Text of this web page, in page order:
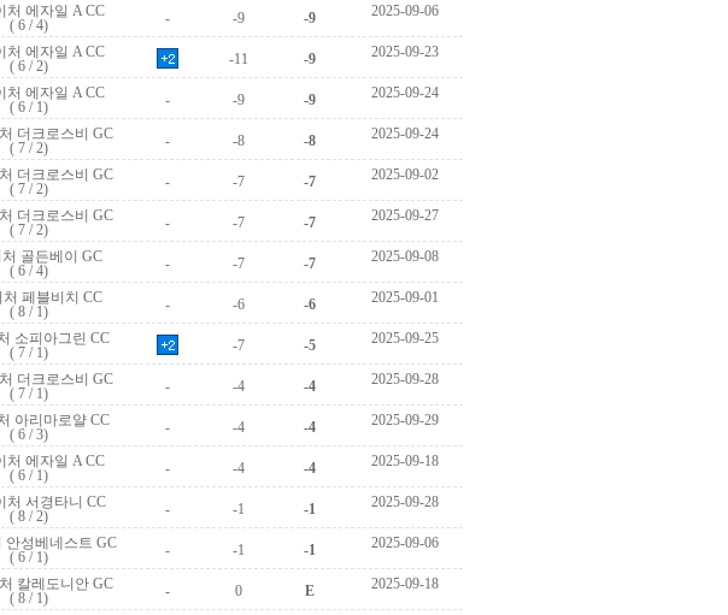
처 에자일 A CC
( 6 / 4)
- -9 -9 2025-09-06
처 에자일 A CC
( 6 / 2)
-11 -9 2025-09-23
처 에자일 A CC
( 6 / 1)
- -9 -9 2025-09-24
더크로스비 GC
( 7 / 2)
- -8 -8 2025-09-24
더크로스비 GC
( 7 / 2)
- -7 -7 2025-09-02
더크로스비 GC
( 7 / 2)
- -7 -7 2025-09-27
골든베이 GC
( 6 / 4)
- -7 -7 2025-09-08
처 페블비치 CC
( 8 / 1)
- -6 -6 2025-09-01
소피아그린 CC
( 7 / 1)
-7 -5 2025-09-25
더크로스비 GC
( 7 / 1)
- -4 -4 2025-09-28
아리마로얄 CC
( 6 / 3)
- -4 -4 2025-09-29
처 에자일 A CC
( 6 / 1)
- -4 -4 2025-09-18
처 서경타니 CC
( 8 / 2)
- -1 -1 2025-09-28
안성베네스트 GC
( 6 / 1)
- -1 -1 2025-09-06
칼레도니안 GC
( 8 / 1)
- 0 E 2025-09-18